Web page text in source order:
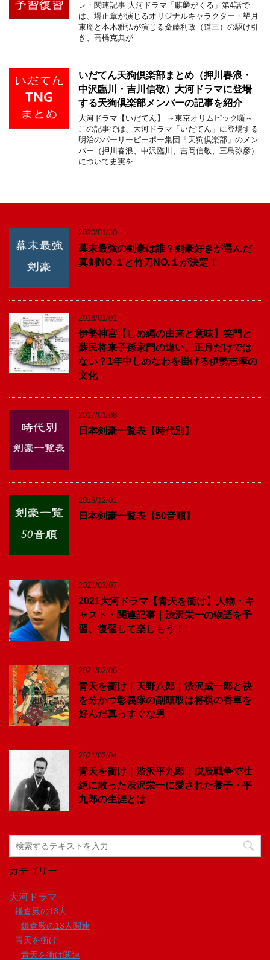
レ・関連記事 大河ドラマ「麒麟がくる」第4話で
は、堺正章が演じるオリジナルキャラクター・望月
東庵と本木雅弘が演じる斎藤利政（道三）の駆け引
き、高橋克典が …
いだてん天狗倶楽部まとめ（押川春浪・
中沢臨川・吉川信敬）大河ドラマに登場
する天狗倶楽部メンバーの記事を紹介
大河ドラマ【いだてん】 ～東京オリムピック噺～
この記事では、大河ドラマ「いだてん」に登場する
明治のパーリーピーポー集団「天狗倶楽部」のメン
バー（押川春浪、中沢臨川、吉岡信敬、三島弥彦）
について史実を …
2020/01/30
幕末最強の剣豪は誰？剣豪好きが選んだ
真剣NO.１と竹刀NO.１が決定！
2018/01/01
伊勢神宮【しめ縄の由来と意味】笑門と
蘇民将来子孫家門の違い。正月だけでは
ない？1年中しめなわを掛ける伊勢志摩の
文化
2017/01/08
日本剣豪一覧表【時代別】
2016/12/01
日本剣豪一覧表【50音順】
2021/02/07
2021大河ドラマ【青天を衝け】人物・キ
ャスト・関連記事｜渋沢栄一の物語を予
習、復習して楽しもう！
2021/02/06
青天を衝け｜天野八郎｜渋沢成一郎と袂
を分かつ彰義隊の副頭取は将棋の香車を
好んだ真っすぐな男
2021/02/04
青天を衝け｜渋沢平九郎｜戊辰戦争で壮
絶に散った渋沢栄一に愛された養子・平
九郎の生涯とは
カテゴリー
大河ドラマ
鎌倉殿の13人
鎌倉殿の13人関連
青天を衝け
青天を衝け関連